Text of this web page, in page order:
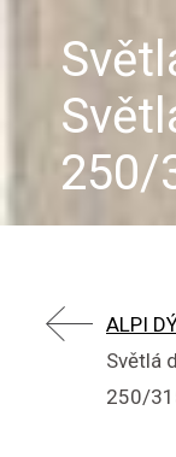
250/
ALPI
Světlá
250/